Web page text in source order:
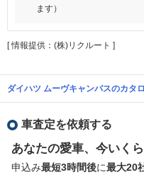
ます）
[ 情報提供：(株)リクルート ]
ダイハツ ムーヴキャンバスのカタ
車査定を依頼する
あなたの愛車、今いくら
申込み最短3時間後に最大20